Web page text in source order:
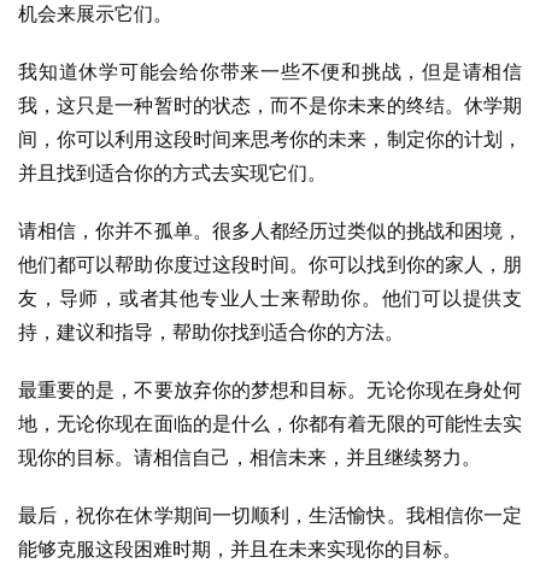
机会来展示它们。
我知道休学可能会给你带来一些不便和挑战，但是请相信
我，这只是一种暂时的状态，而不是你未来的终结。休学期
间，你可以利用这段时间来思考你的未来，制定你的计划，
并且找到适合你的方式去实现它们。
请相信，你并不孤单。很多人都经历过类似的挑战和困境，
他们都可以帮助你度过这段时间。你可以找到你的家人，朋
友，导师，或者其他专业人士来帮助你。他们可以提供支
持，建议和指导，帮助你找到适合你的方法。
最重要的是，不要放弃你的梦想和目标。无论你现在身处何
地，无论你现在面临的是什么，你都有着无限的可能性去实
现你的目标。请相信自己，相信未来，并且继续努力。
最后，祝你在休学期间一切顺利，生活愉快。我相信你一定
能够克服这段困难时期，并且在未来实现你的目标。